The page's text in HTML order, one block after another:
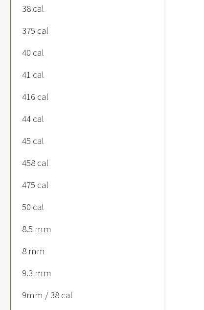
38 cal
375 cal
40 cal
41 cal
416 cal
44 cal
45 cal
458 cal
475 cal
50 cal
8.5 mm
8 mm
9.3 mm
9mm / 38 cal